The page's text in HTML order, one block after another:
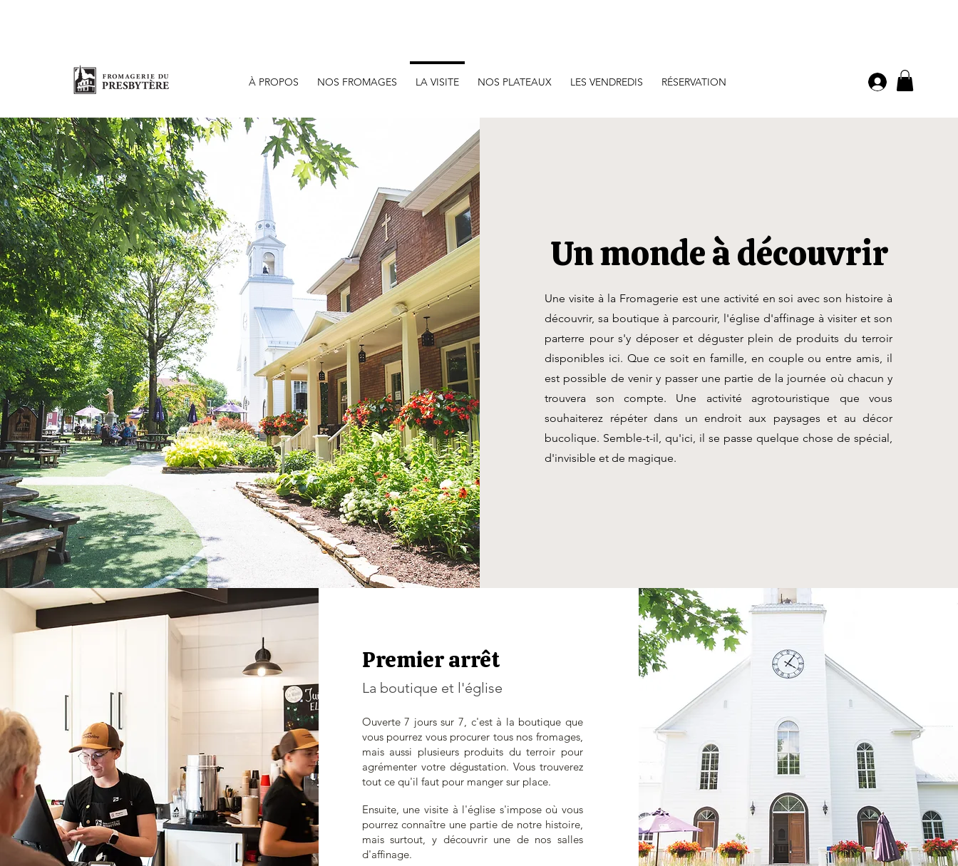
À PROPOS NOS FROMAGES LA VISITE NOS PLATEAUX LES VENDREDIS RÉSERVATION
Un monde à découvrir
Une visite à la Fromagerie est une activité en soi avec son histoire à
découvrir, sa boutique à parcourir, l'église d'affinage à visiter et son
parterre pour s'y déposer et déguster plein de produits du terroir
disponibles ici. Que ce soit en famille, en couple ou entre amis, il
est possible de venir y passer une partie de la journée où chacun y
trouvera son compte. Une activité agrotouristique que vous
souhaiterez répéter dans un endroit aux paysages et au décor
bucolique. Semble-t-il, qu'ici, il se passe quelque chose de spécial,
d'invisible et de magique.
Premier arrêt
La boutique et l'église
Ouverte 7 jours sur 7, c'est à la boutique que
vous pourrez vous procurer tous nos fromages,
mais aussi plusieurs produits du terroir pour
agrémenter votre dégustation. Vous trouverez
tout ce qu'il faut pour manger sur place.
Ensuite, une visite à l'église s'impose où vous
pourrez connaître une partie de notre histoire,
mais surtout, y découvrir une de nos salles
d'affinage.